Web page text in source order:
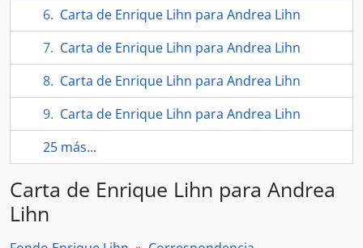
Carta de Enrique Lihn para Andrea Lihn
Carta de Enrique Lihn para Andrea Lihn
Carta de Enrique Lihn para Andrea Lihn
Carta de Enrique Lihn para Andrea Lihn
25 más...
Carta de Enrique Lihn para Andrea
Lihn